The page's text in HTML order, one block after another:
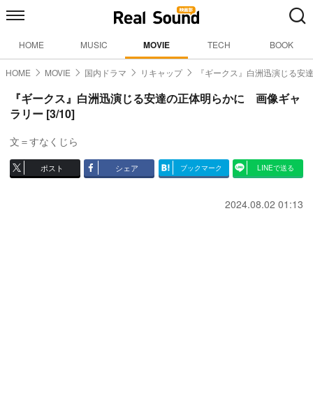
HOME MUSIC MOVIE TECH BOOK
HOME MOVIE 国内ドラマ リキャップ 『ギークス』白洲迅演じる安
『ギークス』白洲迅演じる安達の正体明らかに 画像ギャ
ラリー [3/10]
文＝すなくじら
ポスト シェア ブックマーク LINEで送る
2024.08.02 01:13